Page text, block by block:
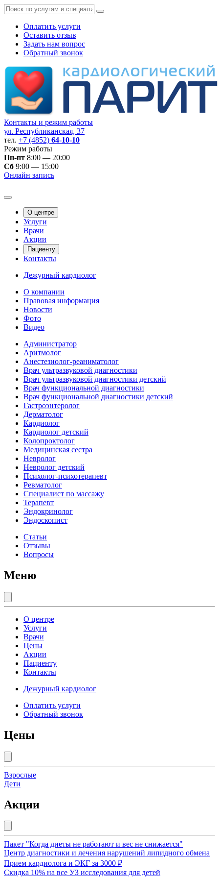
Оплатить услуги
Оставить отзыв
Задать нам вопрос
Обратный звонок
Контакты и режим работы
ул. Республиканская, 37
тел. +7 (4852) 64-10-10
Режим работы
Пн-пт 8:00 — 20:00
Сб 9:00 — 15:00
Онлайн запись
О центре
Услуги
Врачи
Акции
Пациенту
Контакты
Дежурный кардиолог
О компании
Правовая информация
Новости
Фото
Видео
Администратор
Аритмолог
Анестезиолог-реаниматолог
Врач ультразвуковой диагностики
Врач ультразвуковой диагностики детский
Врач функциональной диагностики
Врач функциональной диагностики детский
Гастроэнтеролог
Дерматолог
Кардиолог
Кардиолог детский
Колопроктолог
Медицинская сестра
Невролог
Невролог детский
Психолог-психотерапевт
Ревматолог
Специалист по массажу
Терапевт
Эндокринолог
Эндоскопист
Статьи
Отзывы
Вопросы
Меню
О центре
Услуги
Врачи
Цены
Акции
Пациенту
Контакты
Дежурный кардиолог
Оплатить услуги
Обратный звонок
Цены
Взрослые
Дети
Акции
Пакет "Когда диеты не работают и вес не снижается"
Центр диагностики и лечения нарушений липидного обмена
Прием кардиолога и ЭКГ за 3000 ₽
Скидка 10% на все УЗ исследования для детей